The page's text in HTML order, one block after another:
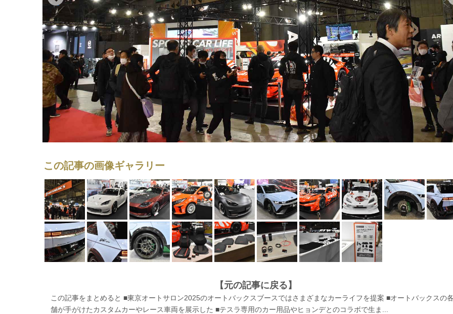
この記事の画像ギャラリー
【元の記事に戻る】
この記事をまとめると ■東京オートサロン2025のオートバックスブースではさまざまなカーライフを提案 ■オートバックスの
舗が手がけたカスタムカーやレース車両を展示した ■テスラ専用のカー用品やヒョンデとのコラボで生ま...